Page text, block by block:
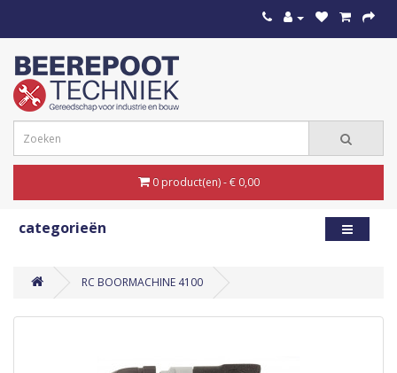
0 product(en) - € 0,00
categorieën
RC BOORMACHINE 4100